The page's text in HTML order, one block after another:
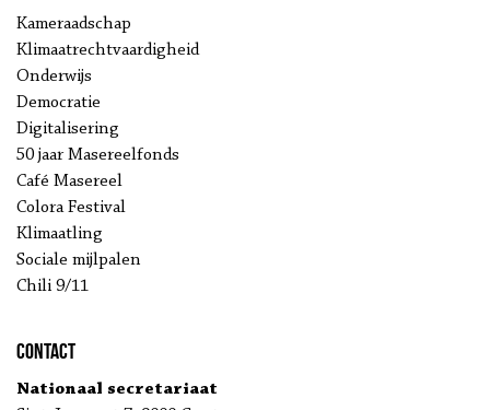
Kameraadschap
Klimaatrechtvaardigheid
Onderwijs
Democratie
Digitalisering
50 jaar Masereelfonds
Café Masereel
Colora Festival
Klimaatling
Sociale mijlpalen
Chili 9/11
Contact
Nationaal secretariaat